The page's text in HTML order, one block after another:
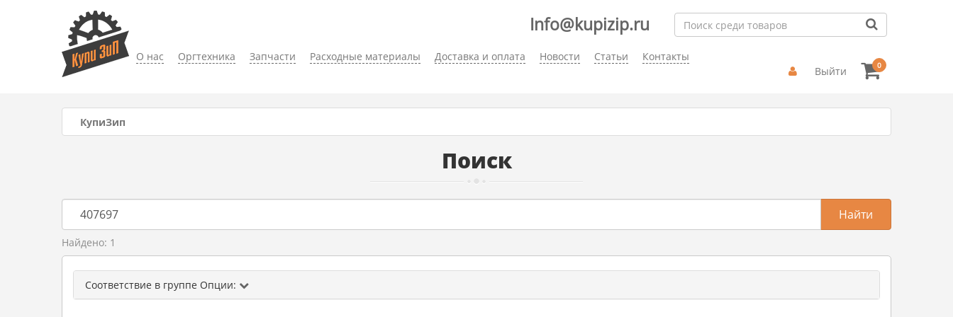
О нас Оргтехника Запчасти Расходные материалы Доставка и оплата Новости Статьи Контакты
Info@kupizip.ru
Выйти 0
КупиЗип
Поиск
Найдено: 1
Соответствие в группе Опции: